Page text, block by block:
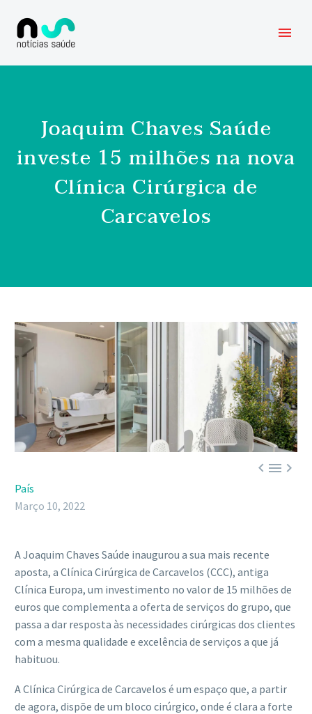
Joaquim Chaves Saúde
investe 15 milhões na nova
Clínica Cirúrgica de
Carcavelos

País
Março 10, 2022
A Joaquim Chaves Saúde inaugurou a sua mais recente
aposta, a Clínica Cirúrgica de Carcavelos (CCC), antiga
Clínica Europa, um investimento no valor de 15 milhões de
euros que complementa a oferta de serviços do grupo, que
passa a dar resposta às necessidades cirúrgicas dos clientes
com a mesma qualidade e excelência de serviços a que já
habituou.
A Clínica Cirúrgica de Carcavelos é um espaço que, a partir
de agora, dispõe de um bloco cirúrgico, onde é clara a forte